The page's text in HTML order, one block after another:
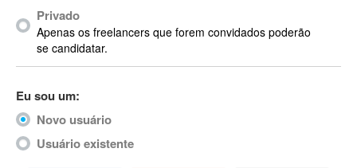
Acrobat X
Acronis
ACT
Actimize
ActionScript
ActionScript 3
Privado
Apenas os freelancers que forem convidados poderão
se candidatar.
Eu sou um:
Novo usuário
Usuário existente